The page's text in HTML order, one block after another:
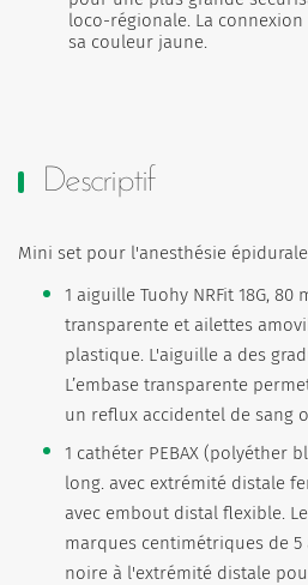
loco-régionale. La
sa couleur jaune.
Descriptif
Mini set pour l'anesthésie
1 aiguille Tuohy NRFit 18G,
transparente et ailettes
plastique. L'aiguille a des
L’embase transparente
un reflux accidentel de sang
1 cathéter PEBAX (polyéther
long. avec extrémité distale
avec embout distal flexible.
marques centimétriques de
noire à l'extrémité distale